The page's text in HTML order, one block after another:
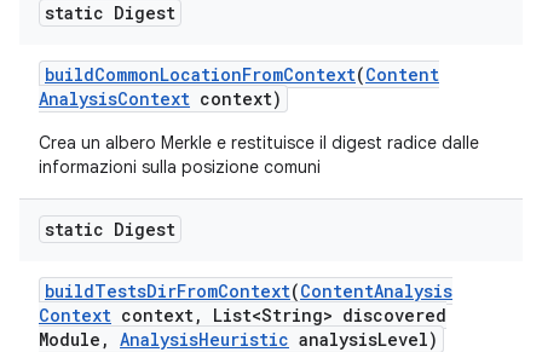
static Digest
buildCommonLocationFromContext(Content
AnalysisContext context)
Crea un albero Merkle e restituisce il digest radice dalle
informazioni sulla posizione comuni
static Digest
buildTestsDirFromContext(ContentAnalysis
Context context,
List<String> discovered
Module , AnalysisHeuristic analysisLevel)